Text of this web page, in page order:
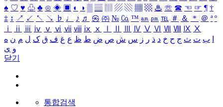
♠ ♡ ♥ ♧ ♣ ⊙ ◈ ▣ ◐ ◑ ▒ ▤ ▨ ▧ ▦ ▩ ♨ ☏ ☎ ☜ ☞ ¶ †
‡ ↕ ↗ ↙ ↖ ↘ ♭ ♩ ♪ ♬ ㉿ ㈜ № ㏇ ™ ㏂ ㏘ ℡ ＃ ＆ ＊ ＠ ª º
ⅰ
ⅱ ⅲ ⅳ ⅴ ⅵ ⅶ ⅷ ⅸ ⅹ Ⅳ Ⅴ Ⅵ Ⅶ Ⅷ Ⅸ Ⅹ
ب ت ث ج ح خ د ذ ر ز س ش ص ض ط ظ ع غ ف ق ک ل م ن ه
و ی
닫기
통합검색